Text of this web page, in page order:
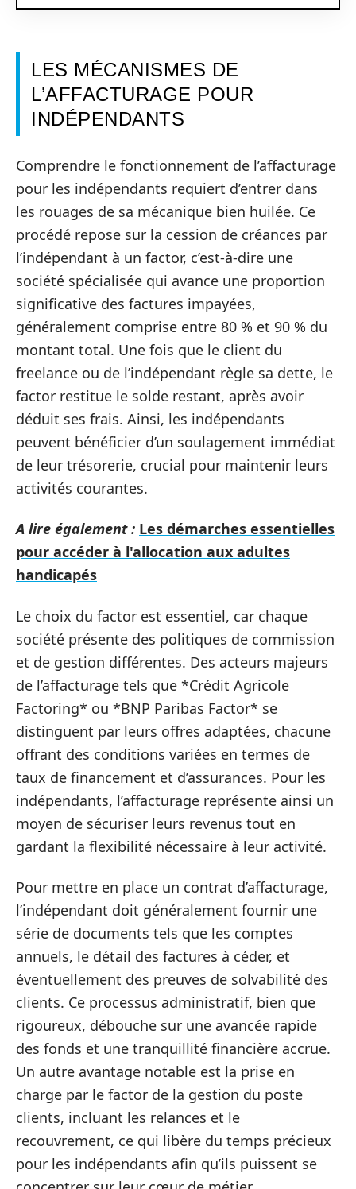
LES MÉCANISMES DE
L’AFFACTURAGE POUR
INDÉPENDANTS
Comprendre le fonctionnement de l’affacturage
pour les indépendants requiert d’entrer dans
les rouages de sa mécanique bien huilée. Ce
procédé repose sur la cession de créances par
l’indépendant à un factor, c’est-à-dire une
société spécialisée qui avance une proportion
significative des factures impayées,
généralement comprise entre 80 % et 90 % du
montant total. Une fois que le client du
freelance ou de l’indépendant règle sa dette, le
factor restitue le solde restant, après avoir
déduit ses frais. Ainsi, les indépendants
peuvent bénéficier d’un soulagement immédiat
de leur trésorerie, crucial pour maintenir leurs
activités courantes.
A lire également : Les démarches essentielles
pour accéder à l'allocation aux adultes
handicapés
Le choix du factor est essentiel, car chaque
société présente des politiques de commission
et de gestion différentes. Des acteurs majeurs
de l’affacturage tels que *Crédit Agricole
Factoring* ou *BNP Paribas Factor* se
distinguent par leurs offres adaptées, chacune
offrant des conditions variées en termes de
taux de financement et d’assurances. Pour les
indépendants, l’affacturage représente ainsi un
moyen de sécuriser leurs revenus tout en
gardant la flexibilité nécessaire à leur activité.
Pour mettre en place un contrat d’affacturage,
l’indépendant doit généralement fournir une
série de documents tels que les comptes
annuels, le détail des factures à céder, et
éventuellement des preuves de solvabilité des
clients. Ce processus administratif, bien que
rigoureux, débouche sur une avancée rapide
des fonds et une tranquillité financière accrue.
Un autre avantage notable est la prise en
charge par le factor de la gestion du poste
clients, incluant les relances et le
recouvrement, ce qui libère du temps précieux
pour les indépendants afin qu’ils puissent se